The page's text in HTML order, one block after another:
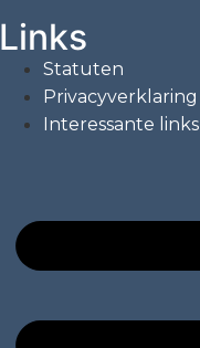
Links
Statuten
Privacyverklaring
Interessante links